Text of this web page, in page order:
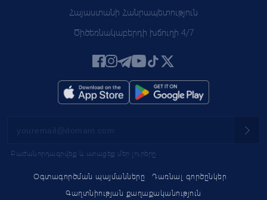
Օգտագործման պայմանները
Դառնալ գործընկեր
Գաղտնիության քաղաքականություն
Հայաստանի Հանրապետություն
Ծիծեռնակաբերդի խճուղի 4/7
Բաժանորդագրվեք և ստացեք մեր լուրերը